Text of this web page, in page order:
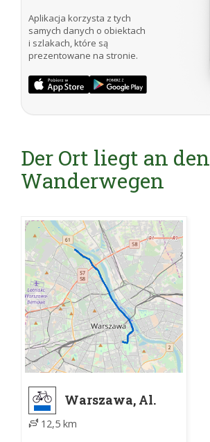
Aplikacja korzysta z tych
samych danych o obiektach
i szlakach, które są
prezentowane na stronie.
Der Ort liegt an den
Wanderwegen
Warszawa, Al.
Ujazdowskie -
Warszawa, Lasek
12,5 km